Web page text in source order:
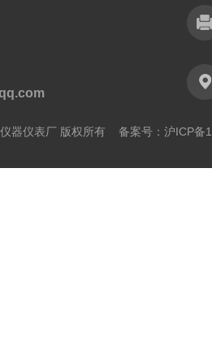
器仪表厂 版权所有 备案号：沪ICP备